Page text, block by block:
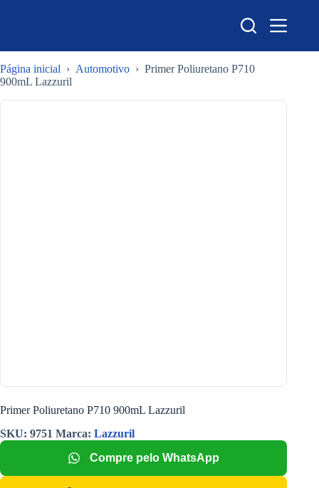
Página inicial › Automotivo › Primer Poliuretano P710
900mL Lazzuril
Primer Poliuretano P710 900mL Lazzuril
SKU: 9751 Marca: Lazzuril
Compre pelo WhatsApp